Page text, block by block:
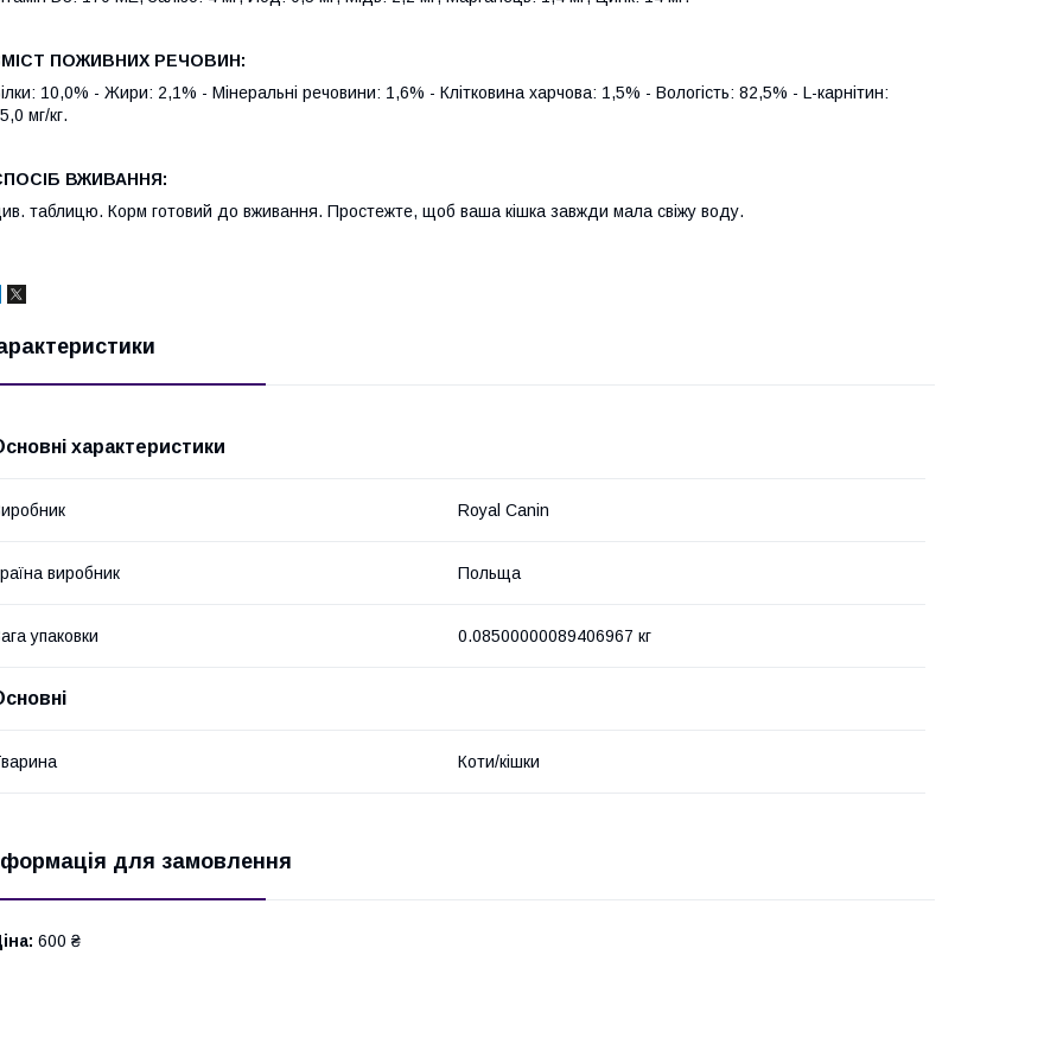
ПОЖИВНИХ РЕЧОВИН:
10,0% - Жири: 2,1% - Мінеральні речовини: 1,6% - Клітковина харчова: 1,5% - Вологість: 82,5% - L-карнітин:
мг/кг.
ВЖИВАННЯ:
таблицю. Корм готовий до вживання. Простежте, щоб ваша кішка завжди мала свіжу воду.
характеристики
Royal Canin
виробник Польща
упаковки 0.08500000089406967 кг
Коти/кішки
для замовлення
600 ₴